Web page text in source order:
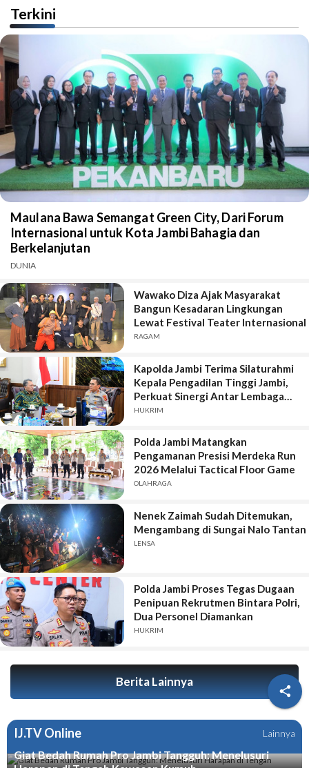

Terkini
Maulana Bawa Semangat Green City, Dari Forum
Internasional untuk Kota Jambi Bahagia dan
Berkelanjutan
DUNIA
Wawako Diza Ajak Masyarakat
Bangun Kesadaran Lingkungan
Lewat Festival Teater Internasional
RAGAM
Kapolda Jambi Terima Silaturahmi
Kepala Pengadilan Tinggi Jambi,
Perkuat Sinergi Antar Lembaga
Penegak Hukum
HUKRIM
Polda Jambi Matangkan
Pengamanan Presisi Merdeka Run
2026 Melalui Tactical Floor Game
OLAHRAGA
Nenek Zaimah Sudah Ditemukan,
Mengambang di Sungai Nalo Tantan
LENSA
Polda Jambi Proses Tegas Dugaan
Penipuan Rekrutmen Bintara Polri,
Dua Personel Diamankan
HUKRIM
Berita Lainnya
IJ.TV Online Lainnya
Giat Bedah Rumah Pro Jambi Tangguh: Menelusuri